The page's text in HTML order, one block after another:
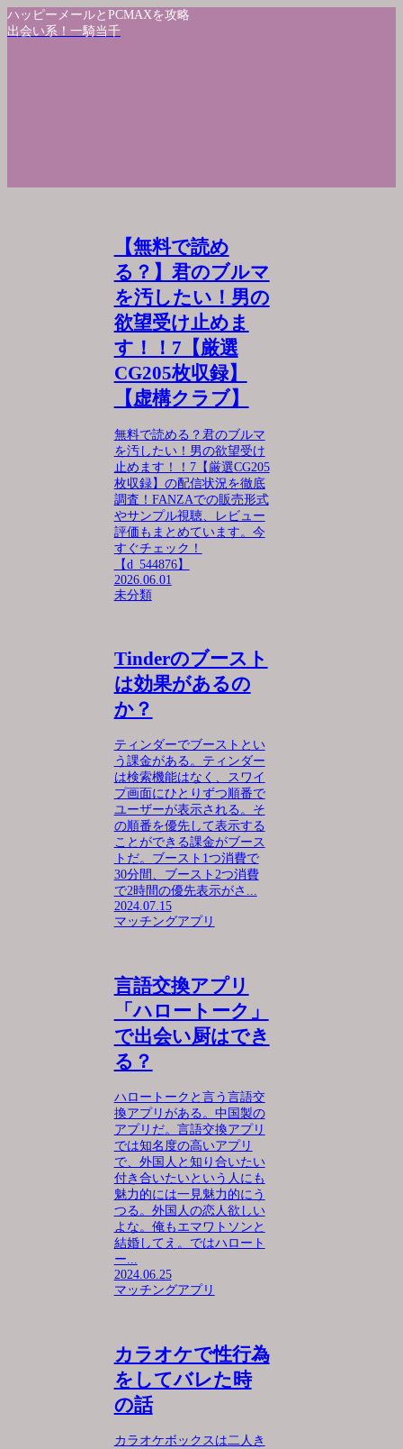
ハッピーメールとPCMAXを攻略
出会い系！一騎当千
【無料で読め
る？】君のブルマ
を汚したい！男の
欲望受け止めま
す！！7【厳選
CG205枚収録】
【虚構クラブ】
無料で読める？君のブルマ
を汚したい！男の欲望受け
止めます！！7【厳選CG205
枚収録】の配信状況を徹底
調査！FANZAでの販売形式
やサンプル視聴、レビュー
評価もまとめています。今
すぐチェック！
【d_544876】
2026.06.01
未分類
Tinderのブースト
は効果があるの
か？
ティンダーでブーストとい
う課金がある。ティンダー
は検索機能はなく、スワイ
プ画面にひとりずつ順番で
ユーザーが表示される。そ
の順番を優先して表示する
ことができる課金がブース
トだ。ブースト1つ消費で
30分間、ブースト2つ消費
で2時間の優先表示がさ...
2024.07.15
マッチングアプリ
言語交換アプリ
「ハロートーク」
で出会い厨はでき
る？
ハロートークと言う言語交
換アプリがある。中国製の
アプリだ。言語交換アプリ
では知名度の高いアプリ
で、外国人と知り合いたい
付き合いたいという人にも
魅力的には一見魅力的にう
つる。外国人の恋人欲しい
よな。俺もエマワトソンと
結婚してえ。ではハロート
ー...
2024.06.25
マッチングアプリ
カラオケで性行為
をしてバレた時
の話
カラオケボックスは二人き